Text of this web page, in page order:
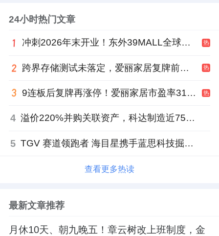
24小时热门文章
冲刺2026年末开业！东外39MALL全球招商启幕，重构东直门商圈格局 热
跨界存储测试未落定，爱丽家居复牌前自揭多重风险 热
9连板后复牌再涨停！爱丽家居市盈率318倍，跨界收购案尚未落地 热
4 溢价220%并购关联资产，科达制造近75亿元重组被否
5 TGV 赛道领跑者 海目星携手蓝思科技掘金先进封装
查看更多热读
最新文章推荐
月休10天、朝九晚五！章云树改上班制度，金